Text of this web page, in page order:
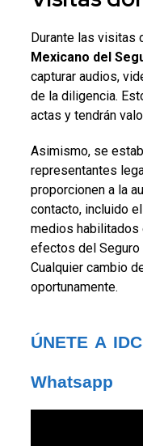
Durante las visitas
Mexicano del
capturar audios,
de la diligencia.
actas y tendrán
Asimismo, se
representantes
proporcionen a la
contacto, incluido
medios habilitados
efectos del Seguro
Cualquier cambio
oportunamente.
ÚNETE A
Whatsapp